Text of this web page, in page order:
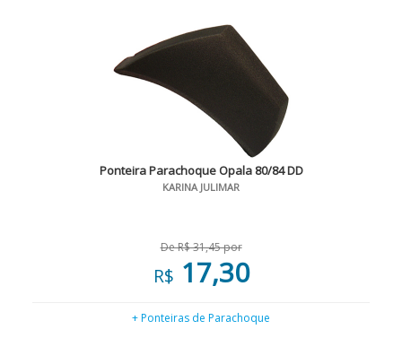
Ponteira Parachoque Opala 80/84 DD
KARINA JULIMAR
De R$ 31,45 por
R$ 17,30
+ Ponteiras de Parachoque